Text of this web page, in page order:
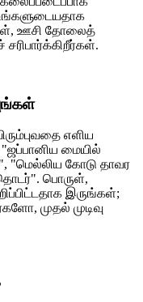
ஊசி தோலைத்
எளிய
மையில்
"மெல்லிய கோடு தாவர
பொருள்,
இருங்கள்;
முதல் முடிவு